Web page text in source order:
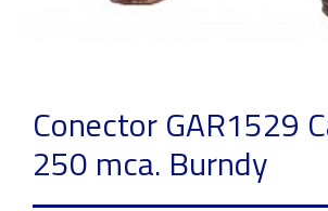
Conector GAR1529
250 mca. Burndy